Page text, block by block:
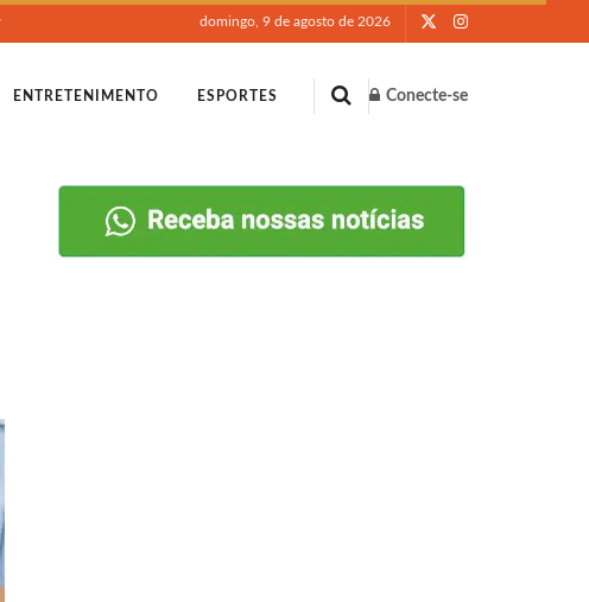
domingo, 9 de agosto de 2026
ENTRETENIMENTO ESPORTES Conecte-se